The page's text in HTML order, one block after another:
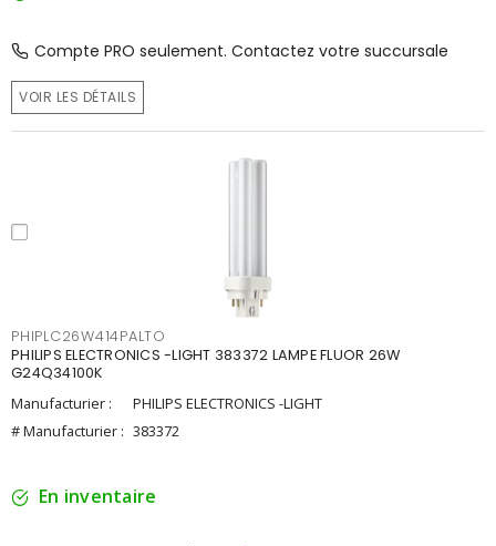
Compte PRO seulement. Contactez votre succursale
VOIR LES DÉTAILS
PHIPLC26W414PALTO
PHILIPS ELECTRONICS -LIGHT 383372 LAMPE FLUOR 26W
G24Q34100K
Manufacturier :
PHILIPS ELECTRONICS -LIGHT
# Manufacturier : 383372
En inventaire